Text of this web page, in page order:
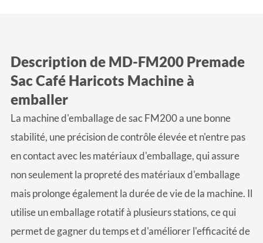
Description de MD-FM200 Premade
Sac Café Haricots Machine à
emballer
La machine d'emballage de sac FM200 a une bonne
stabilité, une précision de contrôle élevée et n'entre pas
en contact avec les matériaux d'emballage, qui assure
non seulement la propreté des matériaux d'emballage
mais prolonge également la durée de vie de la machine. Il
utilise un emballage rotatif à plusieurs stations, ce qui
permet de gagner du temps et d'améliorer l'efficacité de